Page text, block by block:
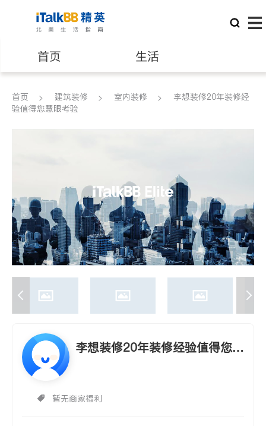
首页 生活
医生 律师
建筑装修
首页 建筑装修 室内装修
李想装修20年装修经
验值得您慧眼考验
李想装修20年装修经验值得您慧
暂无商家福利